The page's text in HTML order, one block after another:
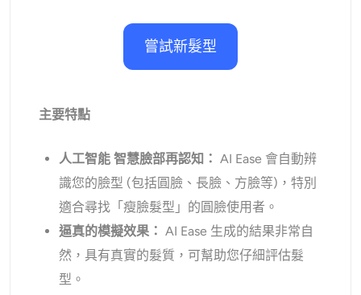
嘗試新髮型
主要特點
人工智能智慧臉部再認知：AI Ease 會自動辨
識您的臉型 (包括圓臉、長臉、方臉等)，特別
適合尋找「瘦臉髮型」的圓臉使用者。
逼真的模擬效果：AI Ease 生成的結果非常自
然，具有真實的髮質，可幫助您仔細評估髮
型。